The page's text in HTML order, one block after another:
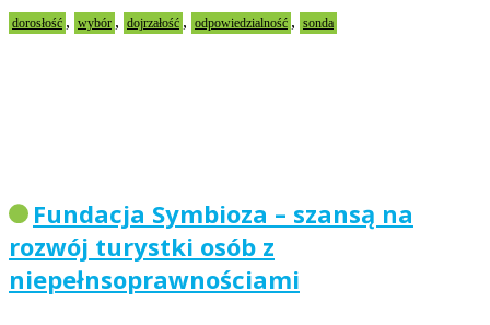
dorosłość , wybór , dojrzałość , odpowiedzialność , sonda
Fundacja Symbioza – szansą na
rozwój turystki osób z
niepełnsoprawnościami